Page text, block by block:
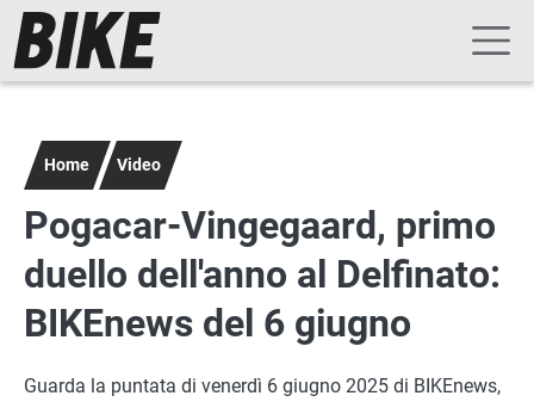
Salta al contenuto principale
Navigazione principale
Home Video
Pogacar-Vingegaard, primo
duello dell'anno al Delfinato:
BIKEnews del 6 giugno
Guarda la puntata di venerdì 6 giugno 2025 di BIKEnews,